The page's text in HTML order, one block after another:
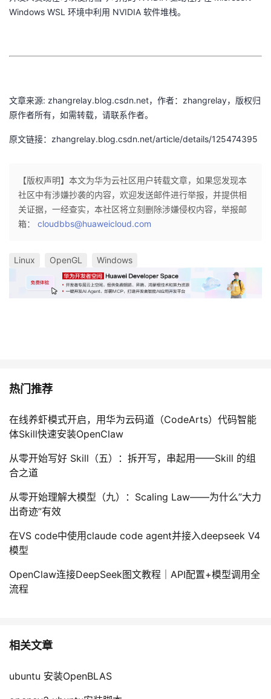
Windows WSL 环境中利用 NVIDIA 软件堆栈。
文章来源: zhangrelay.blog.csdn.net，作者：zhangrelay，版权归
原作者所有，如需转载，请联系作者。
原文链接：zhangrelay.blog.csdn.net/article/details/125474395
【版权声明】本文为华为云社区用户转载文章，如果您发现本
社区中有涉嫌抄袭的内容，欢迎发送邮件进行举报，并提供相
关证据，一经查实，本社区将立刻删除涉嫌侵权内容，举报邮
箱： cloudbbs@huaweicloud.com
Linux OpenGL Windows
热门推荐
在线养虾模式开启，用华为云码道（CodeArts）代码智能
体Skill快速安装OpenClaw
从零开始写好 Skill（五）：拆开写，串起用——Skill 的组
合之道
从零开始理解大模型（九）：Scaling Law——为什么”大力
出奇迹”有效
在VS code中使用claude code agent并接入deepseek V4
模型
OpenClaw连接DeepSeek图文教程｜API配置+模型调用全
流程
相关文章
ubuntu 安装OpenBLAS